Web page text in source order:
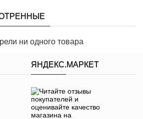
ни одного товара
ЯНДЕКС.МАРКЕТ